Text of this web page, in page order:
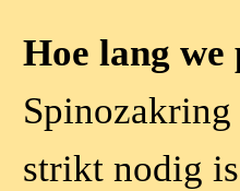
Hoe lang we
Spinozakring
strikt nodig